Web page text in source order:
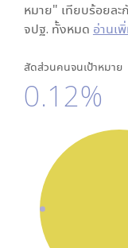
หมาย" เทียบร้อยละ
จปฐ. ทั้งหมด อ่านเ
สัดส่วนคนจนเป้าหมาย
0.12%